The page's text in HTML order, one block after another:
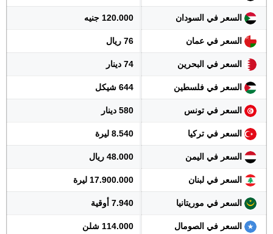
السعر في السودان 120.000 جنيه
السعر في عمان 76 ريال
السعر في البحرين 74 دينار
السعر في فلسطين 644 شيكل
السعر في تونس 580 دينار
السعر في تركيا 8.540 ليرة
السعر في اليمن 48.000 ريال
السعر في لبنان 17.900.000 ليرة
السعر في موريتانيا 7.940 أوقية
السعر في الصومال 114.000 شلن